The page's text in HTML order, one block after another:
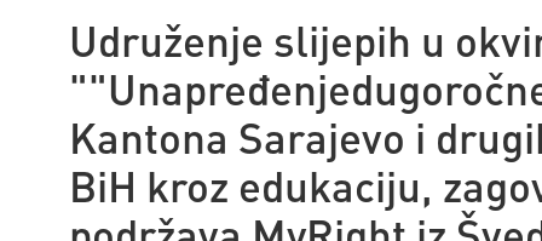
Udruženje slijepih u
"
Kantona Sarajevo i
BiH kroz edukaciju,